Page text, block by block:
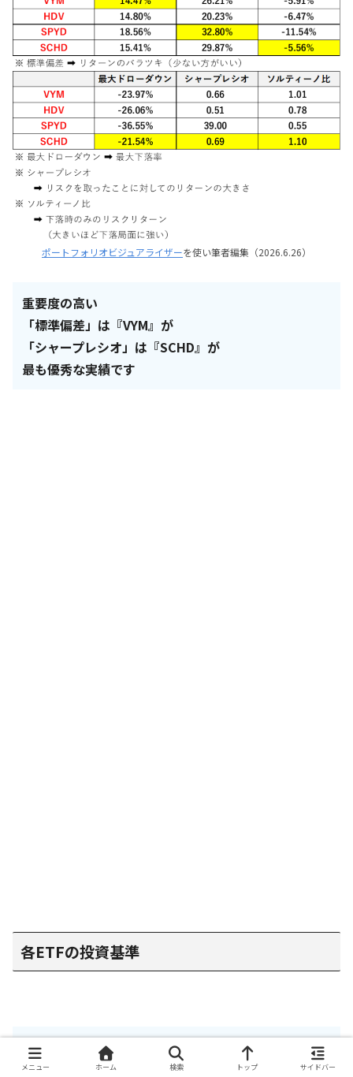
ポートフォリオビジュアライザーを使い筆者編集（2026.6.26）
重要度の高い
「標準偏差」は『VYM』が
「シャープレシオ」は『SCHD』が
最も優秀な実績です
各ETFの投資基準
『SCHD』
メニュー ホーム 検索 トップ サイドバー